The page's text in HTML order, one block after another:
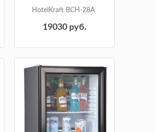
HotelKraft BCH-28A
19030 руб.